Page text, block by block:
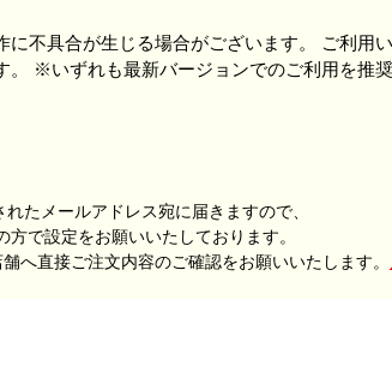
不具合が生じる場合がございます。 ご利用
※いずれも最新バージョンでのご利用を推奨
たメールアドレス宛に届きますので、
で設定をお願いいたしております。
へ直接ご注文内容のご確認をお願いいたします。